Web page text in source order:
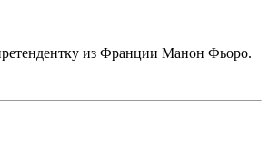
из Франции Манон Фьоро.